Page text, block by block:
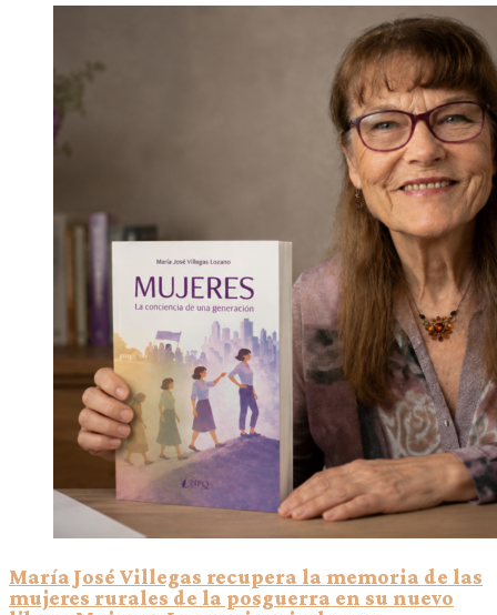
María José Villegas recupera la memoria de las
mujeres rurales de la posguerra en su nuevo